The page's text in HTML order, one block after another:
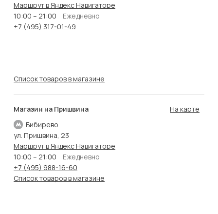
Маршрут в Яндекс Навигаторе
10:00 – 21:00
Ежедневно
+7 (495) 317-01-49
Список товаров в магазине
Магазин на Пришвина
Бибирево
На карте
ул. Пришвина, 23
Маршрут в Яндекс Навигаторе
10:00 – 21:00
Ежедневно
+7 (495) 988-16-60
Список товаров в магазине